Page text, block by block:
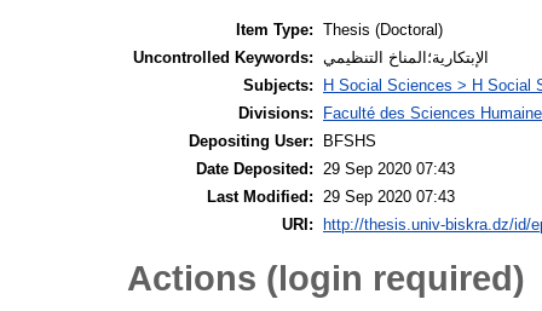
Item Type: Thesis (Doctoral)
Uncontrolled Keywords:
الإبتكارية؛المناخ التنظيمي
Subjects:
H Social Sciences > H Social
Divisions:
Faculté des Sciences
Depositing User:
BFSHS
Date Deposited:
29 Sep 2020 07:43
Last Modified:
29 Sep 2020 07:43
URI:
http://thesis.univ-biskra.dz/id/
Actions (login required)